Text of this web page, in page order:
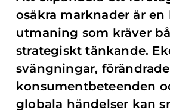
osäkra marknader är
utmaning som kräver
strategiskt tänkande.
svängningar, förändrade
konsumentbeteenden
globala händelser kan